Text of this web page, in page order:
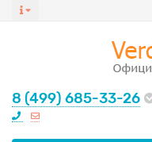
8 (499) 685-33-26